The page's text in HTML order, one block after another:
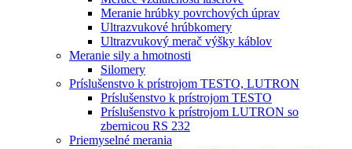
Meranie hrúbky povrchových úprav
Ultrazvukové hrúbkomery
Ultrazvukový merač výšky káblov
Meranie sily a hmotnosti
Silomery
Príslušenstvo k prístrojom TESTO, LUTRON
Príslušenstvo k prístrojom TESTO
Príslušenstvo k prístrojom LUTRON so
zbernicou RS 232
Priemyselné merania